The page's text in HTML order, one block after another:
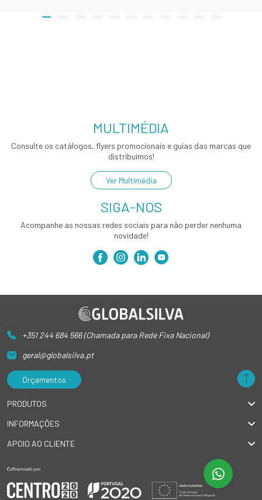
MULTIMÉDIA
Consulte os catálogos, flyers promocionais e guias das marcas que
distribuímos!
Ver Multimédia
SIGA-NOS
Acompanhe as nossas redes sociais para não perder nenhuma
novidade!
+351 244 684 566 (Chamada para Rede Fixa Nacional)
geral@globalsilva.pt
Orçamentos
PRODUTOS
INFORMAÇÕES
APOIO AO CLIENTE